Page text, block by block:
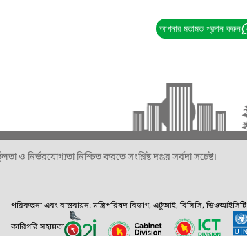
আপনার মতামত প্রদান করুন
ও নির্ভরযোগ্যতা নিশ্চিত করতে সংশ্লিষ্ট দপ্তর সর্বদা সচেষ্ট।
পরিকল্পনা এবং বাস্তবায়ন: মন্ত্রিপরিষদ বিভাগ, এটুআই, বিসিসি,
কারিগরি সহায়তা